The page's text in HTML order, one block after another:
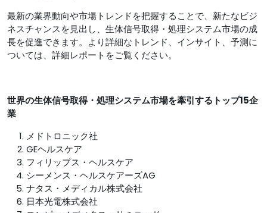
最新の業界動向や市場トレンドを把握することで、新たなビジ
ネスチャンスを見出し、生体信号取得・処理システム市場の成
長を促進できます。より詳細なトレンド、インサイト、予測に
ついては、詳細レポートをご覧ください。
世界の生体信号取得・処理システム市場を牽引するトップ15企
業
メドトロニック社
GEヘルスケア
フィリップス・ヘルスケア
シーメンス・ヘルスケアーズAG
ナタス・メディカル株式会社
日本光電株式会社